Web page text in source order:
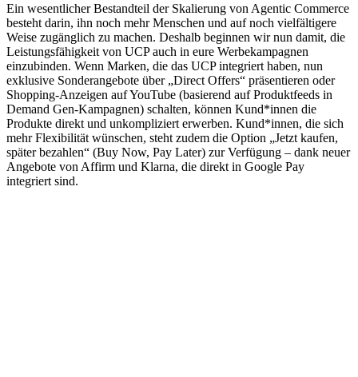
Ein wesentlicher Bestandteil der Skalierung von Agentic Commerce
besteht darin, ihn noch mehr Menschen und auf noch vielfältigere
Weise zugänglich zu machen. Deshalb beginnen wir nun damit, die
Leistungsfähigkeit von UCP auch in eure Werbekampagnen
einzubinden. Wenn Marken, die das UCP integriert haben, nun
exklusive Sonderangebote über „Direct Offers“ präsentieren oder
Shopping-Anzeigen auf YouTube (basierend auf Produktfeeds in
Demand Gen-Kampagnen) schalten, können Kund*innen die
Produkte direkt und unkompliziert erwerben. Kund*innen, die sich
mehr Flexibilität wünschen, steht zudem die Option „Jetzt kaufen,
später bezahlen“ (Buy Now, Pay Later) zur Verfügung – dank neuer
Angebote von Affirm und Klarna, die direkt in Google Pay
integriert sind.